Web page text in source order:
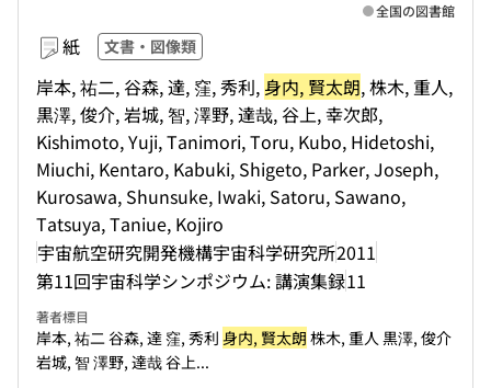
紙 文書・図像類
岸本, 祐二, 谷森, 達, 窪, 秀利, 身内, 賢太朗, 株木, 重人,
黒澤, 俊介, 岩城, 智, 澤野, 達哉, 谷上, 幸次郎,
Kishimoto, Yuji, Tanimori, Toru, Kubo, Hidetoshi,
Miuchi, Kentaro, Kabuki, Shigeto, Parker, Joseph,
Kurosawa, Shunsuke, Iwaki, Satoru, Sawano,
Tatsuya, Taniue, Kojiro
宇宙航空研究開発機構宇宙科学研究所2011
第11回宇宙科学シンポジウム: 講演集録11
全国の図書館
著者標目
岸本, 祐二 谷森, 達 窪, 秀利 身内, 賢太朗 株木, 重人 黒澤, 俊介
岩城, 智 澤野, 達哉 谷上...